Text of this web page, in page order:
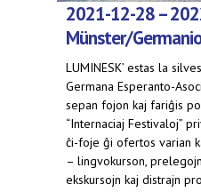
2021-12-28 –
Münster/
LUMINESK’ estas la
Germana Esperanto-
sepan fojon kaj fariĝis
“Internaciaj Festivaloj”
ĉi-foje ĝi ofertos varian
– lingvokurson,
ekskursojn kaj distrajn